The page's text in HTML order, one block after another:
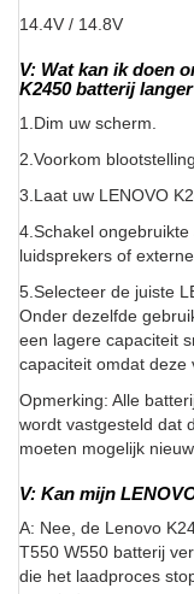
14.4V / 14.8V
V: Wat kan ik doen
K2450 batterij
1.Dim uw scherm.
2.Voorkom
3.Laat uw LENOVO
4.Schakel
luidsprekers of
5.Selecteer de juiste
Onder dezelfde
een lagere capaciteit
capaciteit omdat deze
Opmerking: Alle
wordt vastgesteld dat
moeten mogelijk
V: Kan mijn
A: Nee, de Lenovo
T550 W550 batterij
die het laadproces